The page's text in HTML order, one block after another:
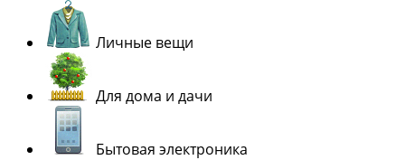
Личные вещи
Для дома и дачи
Бытовая электроника